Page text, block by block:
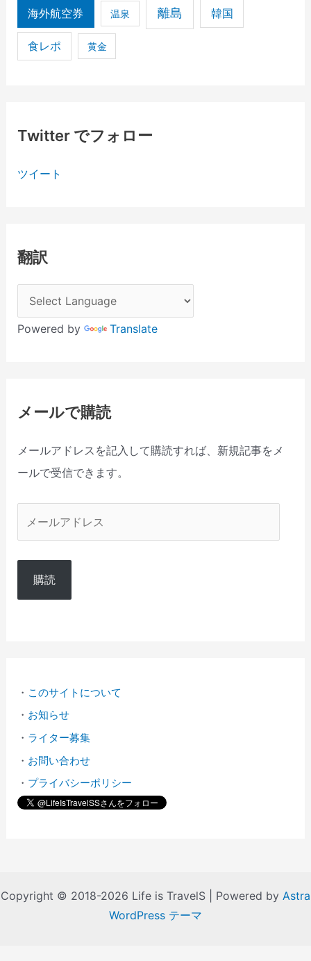
海外航空券 温泉 離島 韓国
食レポ 黄金
Twitter でフォロー
ツイート
翻訳
Powered by Translate
メールで購読
メールアドレスを記入して購読すれば、新規記事をメ
ールで受信できます。
ル
ド
購読
・ このサイトについて
・ お知らせ
・ ライター募集
・ お問い合わせ
・ プライバシーポリシー
Copyright © 2018-2026 Life is TravelS | Powered by Astra
WordPress テーマ